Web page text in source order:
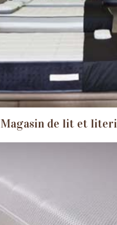
Magasin de lit et